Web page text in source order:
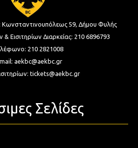
Κωνσταντινουπόλεως 59, Δήμου Φυλής
& Εισιτηρίων Διαρκείας: 210 6896793
210 2821008
aekbc@aekbc.gr
tickets@aekbc.gr
Σελίδες